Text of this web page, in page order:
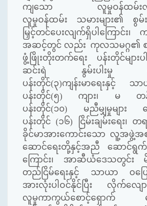
ကျသော လူမှုဝန်ထမ်းလုပ်ငန်
လူမှုဝန်ထမ်း သမားများ၏ စွ
မြှင့်တင်ပေးလျက်ရှိပါကြောင်း၊
အဆင့်တွင် လည်း ကုလသမဂ္ဂ၏
ဖွံ့ဖြိုးတိုးတက်ရေး ပန်းတိုင်များ
ဆင်းရဲ နွမ်းပါးမှု ပပျ
ပန်းတိုင်(၃)ကျန်းမာရေးနှင့် သာယ
ပန်းတိုင်(၅) ကျား၊ မ တန်း
ပန်းတိုင်(၁၀) မညီမျှမှုများ လျှ
ပန်းတိုင် (၁၆) ငြိမ်းချမ်းရေး၊ တ
ခိုင်မာအားကောင်းသော လူ့အဖွဲ့အစ
ဆောင်ရေးတို့နှင့်အညီ ဆောင်ရွက်ပ
ကြောင်း၊ အာဆီယံဒေသတွင်း မိ
တည်ငြိမ်ရေးနှင့် သာယာ ဝပြ
အားလုံးပါဝင်နိုင်ပြီး လိုက်လျ
လူမှုကာကွယ်စောင့်ရှောက် ရေး